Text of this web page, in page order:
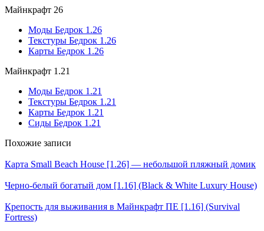
Майнкрафт 26
Моды Бедрок 1.26
Текстуры Бедрок 1.26
Карты Бедрок 1.26
Майнкрафт 1.21
Моды Бедрок 1.21
Текстуры Бедрок 1.21
Карты Бедрок 1.21
Сиды Бедрок 1.21
Похожие записи
Карта Small Beach House [1.26] — небольшой пляжный домик
Черно-белый богатый дом [1.16] (Black & White Luxury House)
Крепость для выживания в Майнкрафт ПЕ [1.16] (Survival
Fortress)